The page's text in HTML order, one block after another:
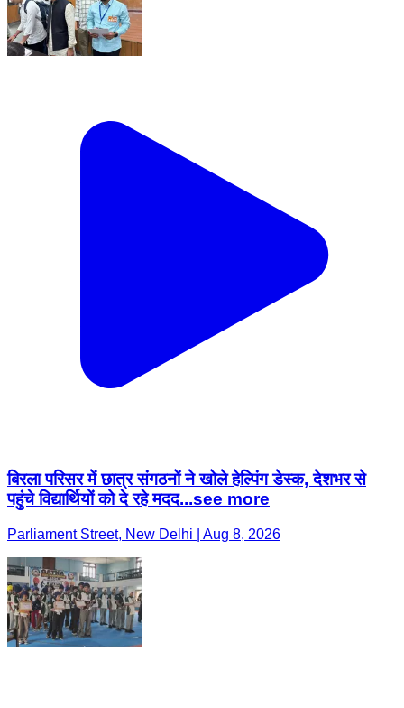
बिरला परिसर में छात्र संगठनों ने खोले हेल्पिंग डेस्क, देशभर से
पहुंचे विद्यार्थियों को दे रहे मदद...see more
Parliament Street, New Delhi | Aug 8, 2026